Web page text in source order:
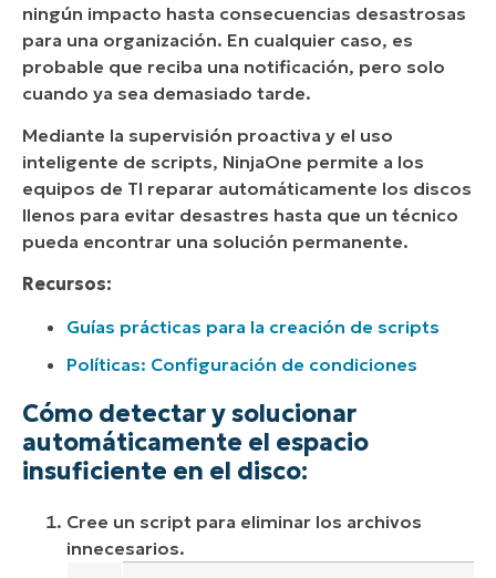
ningún impacto hasta consecuencias desastrosas
para una organización. En cualquier caso, es
probable que reciba una notificación, pero solo
cuando ya sea demasiado tarde.
Mediante la supervisión proactiva y el uso
inteligente de scripts, NinjaOne permite a los
equipos de TI reparar automáticamente los discos
llenos para evitar desastres hasta que un técnico
pueda encontrar una solución permanente.
Recursos:
Guías prácticas para la creación de scripts
Políticas: Configuración de condiciones
Cómo detectar y solucionar
automáticamente el espacio
insuficiente en el disco:
Cree un script para eliminar los archivos
innecesarios.